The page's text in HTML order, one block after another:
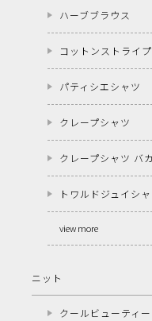
ハーブブラウス
コットンストライプ
パティシエシャツ
クレープシャツ
クレープシャツ バ
トワルドジュイシ
view more
ニット
クールビューティ